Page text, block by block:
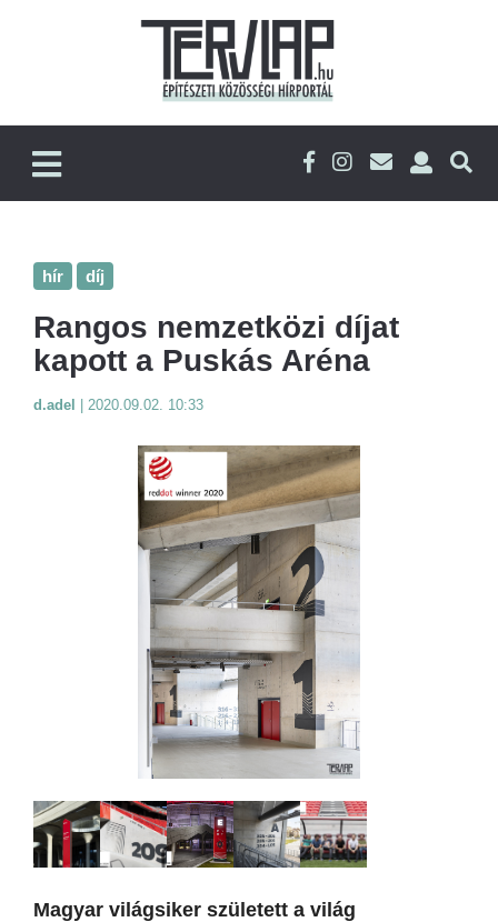
hír díj
Rangos nemzetközi díjat
kapott a Puskás Aréna
d.adel 2020.09.02. 10:33
Magyar világsiker született a világ